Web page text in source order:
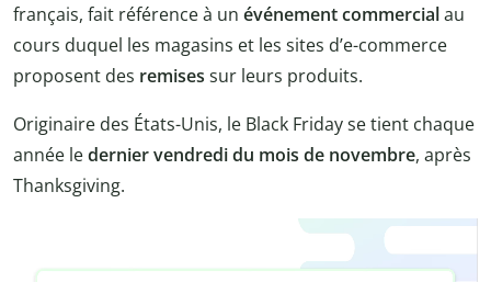
français, fait référence à un événement commercialau
cours duquel les magasins et les sites d’e-commerce
proposent des remises sur leurs produits.
Originaire des États-Unis, le Black Friday se tient chaque
année ledernier vendredi du mois de novembre, après
Thanksgiving.